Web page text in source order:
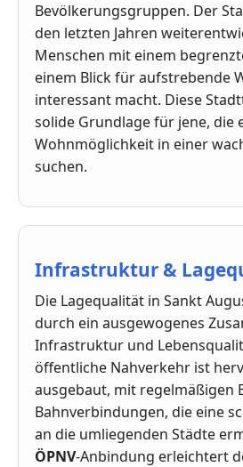
Bevölkerungsgruppen. Der
den letzten Jahren
Menschen mit einem
einem Blick für aufstrebende
interessant macht. Diese
solide Grundlage für jene, die
Wohnmöglichkeit in einer
suchen.
Infrastruktur &
Die Lagequalität in Sankt
durch ein ausgewogenes
Infrastruktur und
öffentliche Nahverkehr ist
ausgebaut, mit regelmäßigen
Bahnverbindungen, die eine
an die umliegenden Städte
ÖPNV-Anbindung erleichtert